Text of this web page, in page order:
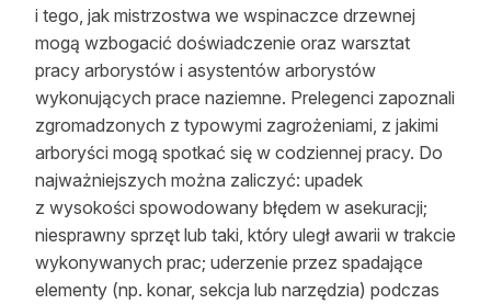
i tego, jak mistrzostwa we wspinaczce drzewnej
mogą wzbogacić doświadczenie oraz warsztat
pracy arborystów i asystentów arborystów
wykonujących prace naziemne. Prelegenci zapoznali
zgromadzonych z typowymi zagrożeniami, z jakimi
arboryści mogą spotkać się w codziennej pracy. Do
najważniejszych można zaliczyć: upadek
z wysokości spowodowany błędem w asekuracji;
niesprawny sprzęt lub taki, który uległ awarii w trakcie
wykonywanych prac; uderzenie przez spadające
elementy (np. konar, sekcja lub narzędzia) podczas